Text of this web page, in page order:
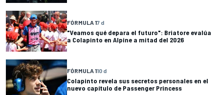
FÓRMULA 17 d
"Veamos qué depara el futuro": Briatore evalúa
a Colapinto en Alpine a mitad del 2026
FÓRMULA 110 d
Colapinto revela sus secretos personales en el
nuevo capítulo de Passenger Princess